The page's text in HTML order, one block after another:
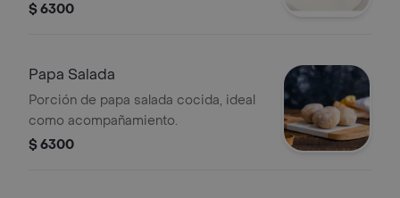
$ 6300
Papa Salada
Porción de papa salada cocida, ideal
como acompañamiento.
$ 6300